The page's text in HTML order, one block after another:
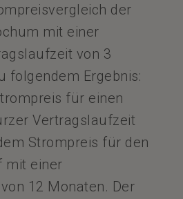
der
mit einer
von 3
folgendem Ergebnis:
für einen
Vertragslaufzeit
Strompreis für den
mit einer
12 Monaten. Der